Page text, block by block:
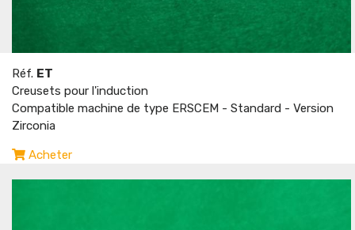
Réf. ET
Creusets pour l'induction
Compatible machine de type ERSCEM - Standard - Version
Zirconia
Acheter